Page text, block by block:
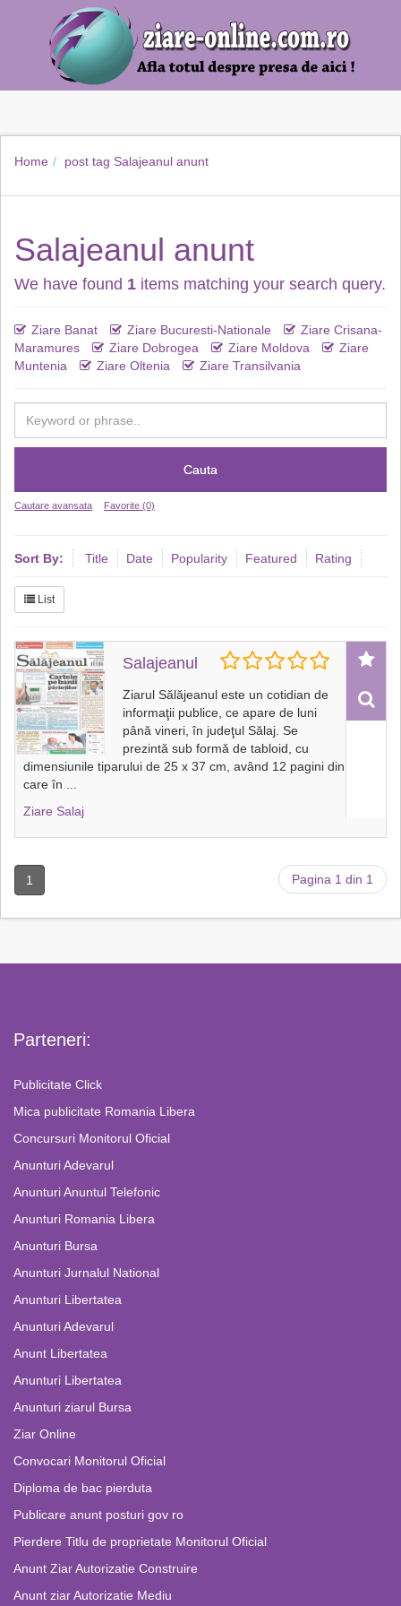
Home post tag Salajeanul anunt
Salajeanul anunt
We have found 1 items matching your search query.
Ziare Banat Ziare Bucuresti-Nationale
Ziare Crisana-
Maramures
Ziare Dobrogea Ziare Moldova
Ziare
Muntenia
Ziare Oltenia Ziare Transilvania
Cauta
Cautare avansata Favorite (0)
Sort By: Title Date Popularity Featured Rating
List
Salajeanul
Ziarul Sălăjeanul este un cotidian de
informaţii publice, ce apare de luni
până vineri, în judeţul Sălaj. Se
prezintă sub formă de tabloid, cu
dimensiunile tiparului de 25 x 37 cm, având 12 pagini din
care în
Ziare Salaj
1 Pagina 1 din 1
Parteneri:
Publicitate Click
Mica publicitate Romania Libera
Concursuri Monitorul Oficial
Anunturi Adevarul
Anunturi Anuntul Telefonic
Anunturi Romania Libera
Anunturi Bursa
Anunturi Jurnalul National
Anunturi Libertatea
Anunturi Adevarul
Anunt Libertatea
Anunturi Libertatea
Anunturi ziarul Bursa
Ziar Online
Convocari Monitorul Oficial
Diploma de bac pierduta
Publicare anunt posturi gov ro
Pierdere Titlu de proprietate Monitorul Oficial
Anunt Ziar Autorizatie Construire
Anunt ziar Autorizatie Mediu